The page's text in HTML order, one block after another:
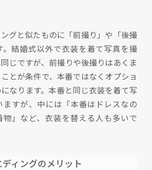
グと似たものに「前撮り」や「後撮
。結婚式以外で衣装を着て写真を撮
じですが、前撮りや後撮りはあくま
とが条件で、本番ではなくオプショ
なります。本番と同じ衣装を着て写
ますが、中には「本番はドレスなの
物」など、衣装を替える人も多いで
ィングのメリット